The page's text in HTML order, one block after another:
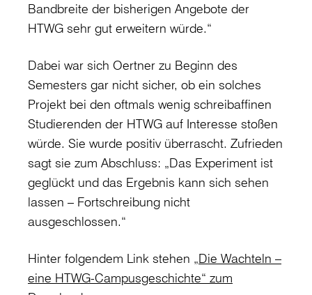
Bandbreite der bisherigen Angebote der
HTWG sehr gut erweitern würde.“
Dabei war sich Oertner zu Beginn des
Semesters gar nicht sicher, ob ein solches
Projekt bei den oftmals wenig schreibaffinen
Studierenden der HTWG auf Interesse stoßen
würde. Sie wurde positiv überrascht. Zufrieden
sagt sie zum Abschluss: „Das Experiment ist
geglückt und das Ergebnis kann sich sehen
lassen – Fortschreibung nicht
ausgeschlossen.“
Hinter folgendem Link stehen „Die Wachteln –
eine HTWG-Campusgeschichte“ zum